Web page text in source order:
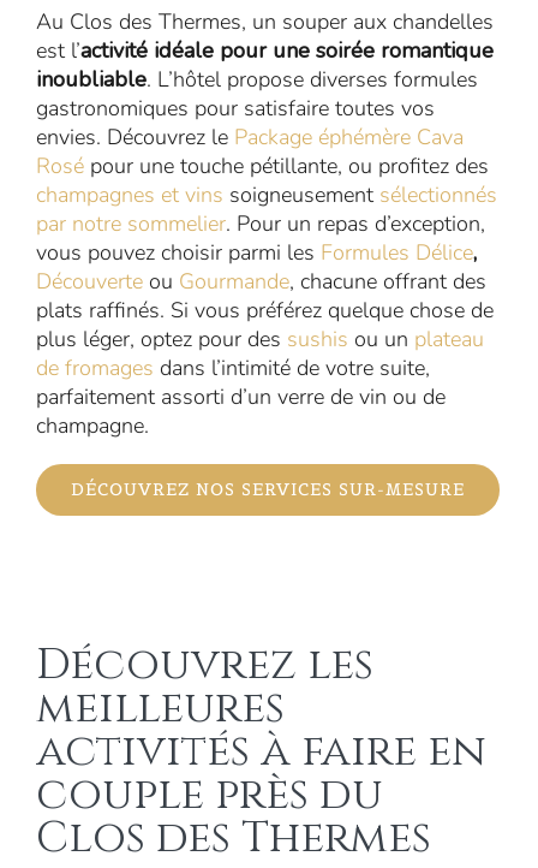
Au Clos des Thermes, un souper aux chandelles
est l’activité idéale pour une soirée romantique
inoubliable. L’hôtel propose diverses formules
gastronomiques pour satisfaire toutes vos
envies. Découvrez le Package éphémère Cava
Rosépour une touche pétillante, ou profitez des
champagnes et vins soigneusement sélectionnés
par notre sommelier. Pour un repas d’exception,
vous pouvez choisir parmi les Formules Délice,
Découverteou Gourmande, chacune offrant des
plats raffinés. Si vous préférez quelque chose de
plus léger, optez pour des sushis ou un plateau
de fromages dans l’intimité de votre suite,
parfaitement assorti d’un verre de vin ou de
champagne.
DÉCOUVREZ NOS SERVICES SUR-MESURE
Découvrez les
meilleures
activités à faire en
couple près du
Clos des Thermes